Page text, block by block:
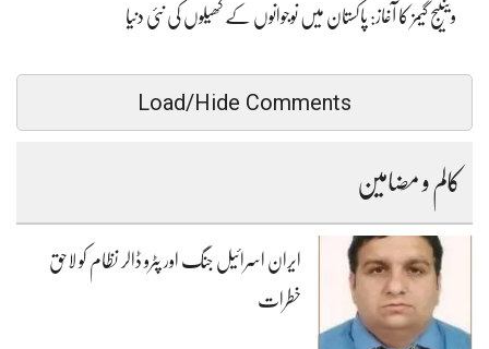
وینٹیج گیمز کا آغاز: پاکستان میں نوجوانوں کے کھیلوں کی نئی دنیا
Load/Hide Comments
کالم و مضامین
ایران اسرائیل جنگ اور پٹرو ڈالر نظام کو لاحق
خطرات